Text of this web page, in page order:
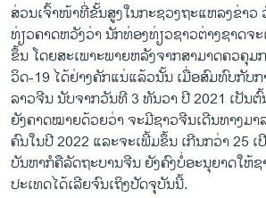
ສ່ວນ​ເຈົ້າ​ໜ້າ​ທີ່​ຂັ້ນ​ສູງ​ໃນ​ກະ​ຊວງ​ຖະ​ແຫລງ​ຂ່າວ
ທ່ຽວຄາດ​ຫວັງ​ວ່າ​ ນັກ​ທ່ອງ​ທ່ຽວ​ຊາວ​ຕ່າງ​ຊາດ​ຈ
ຂຶ້ນ ໂດຍ​ສະ​ເພາະພາຍ​ຫລັງ​ຈາກ​ສາ​ມາດ​ຄວ​ຄຸມ​
ວິດ-19 ໄດ້​ຢ່າງ​ຄັກ​ແນ່​ແລ້ວ​ນັ້ນ ເມື່ອ​ສົມ​ທົບ​ກັບ​
ລາວ​ຈີນ ນັບ​ຈາກ​ວັນ​ທີ 3 ທັນ​ວ​າ ປີ 2021 ເປັນ​
ຍັງຄາດ​ໝາຍ​ດ້ວຍ​ວ່າ ​ຈະ​ມີ​ຊາວ​ຈີນ​ເດີນ​ທາງ​ມາ​
ຄົນ​ໃນ​ປີ 2022 ແລະ​ຈະ​ເພີ້ມ​ຂຶ້ນ​ ເກີນກວ່າ 25 ເ
ບັນ​ຫາ​ກໍ​ຄື​ລັດ​ຖະ​ບານ​ຈີນ ຍັງ​ຄົງ​ບໍ່​ອະ​ນຸ​ຍາດ​ໃຫ້​ຊ
ປະ​ເທດ​ໄດ້ເລີຍ​ຈົນ​ເຖິງ​ປັດ​ຈຸ​ບັນ​ນີ້.